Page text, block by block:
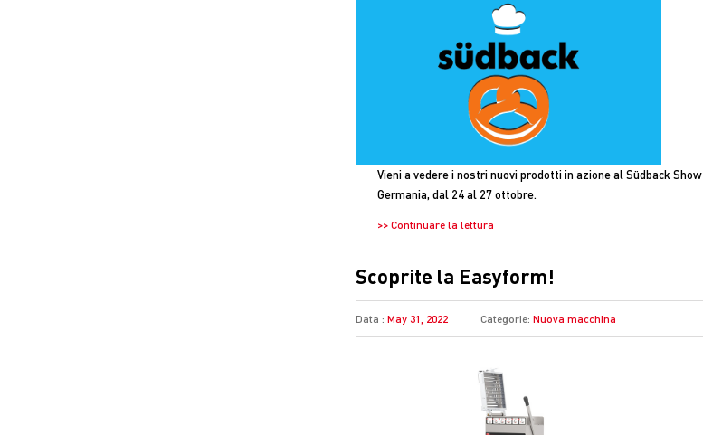
Vieni a vedere i nostri nuovi prodotti in azione al Südback
Germania, dal 24 al 27 ottobre.
>> Continuare la lettura
Scoprite la Easyform!
Data : May 31, 2022 Categorie: Nuova macchina